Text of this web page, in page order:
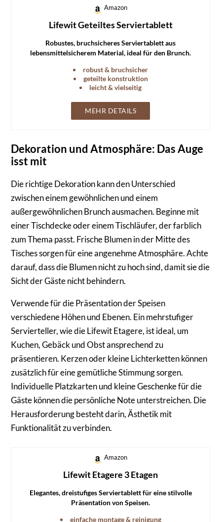
Amazon
Lifewit Geteiltes Serviertablett
Robustes, bruchsicheres Serviertablett aus
lebensmittelsicherem Material, ideal für den Brunch.
robust & bruchsicher
geteilte konstruktion
leicht & vielseitig
MEHR DETAILS
Dekoration und Atmosphäre: Das Auge
isst mit
Die richtige Dekoration kann den Unterschied
zwischen einem gewöhnlichen und einem
außergewöhnlichen Brunch ausmachen. Beginne mit
einer Tischdecke oder einem Tischläufer, der farblich
zum Thema passt. Frische Blumen in der Mitte des
Tisches sorgen für eine angenehme Atmosphäre. Achte
darauf, dass die Blumen nicht zu hoch sind, damit sie die
Sicht der Gäste nicht behindern.
Verwende für die Präsentation der Speisen
verschiedene Höhen und Ebenen. Ein mehrstufiger
Servierteller, wie die Lifewit Etagere, ist ideal, um
Kuchen, Gebäck und Obst ansprechend zu
präsentieren. Kerzen oder kleine Lichterketten können
zusätzlich für eine gemütliche Stimmung sorgen.
Individuelle Platzkarten und kleine Geschenke für die
Gäste können die persönliche Note unterstreichen. Die
Herausforderung besteht darin, Ästhetik mit
Funktionalität zu verbinden.
Amazon
Lifewit Etagere 3 Etagen
Elegantes, dreistufiges Serviertablett für eine stilvolle
Präsentation von Speisen.
einfache montage & reinigung